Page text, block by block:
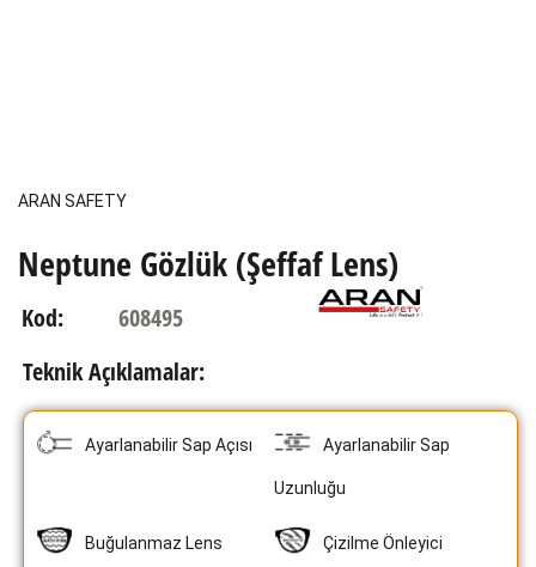
ARAN SAFETY
Neptune Gözlük (Şeffaf Lens)
Kod:
608495
Teknik Açıklamalar:
Ayarlanabilir Sap Açısı Ayarlanabilir Sap
Uzunluğu
Buğulanmaz Lens Çizilme Önleyici